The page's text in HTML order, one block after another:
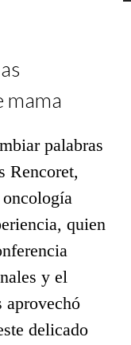
mama
palabras
Rencoret,
quien
y el
aprovechó
delicado